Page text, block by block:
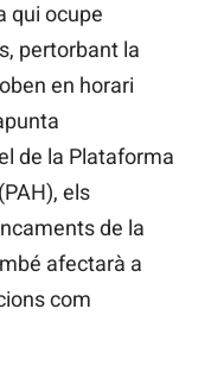
qui ocupe
pertorbant la
en horari
de la Plataforma
els
de la
afectarà a
com